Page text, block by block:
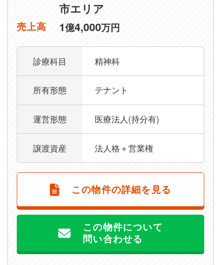
市エリア
売上高 1億4,000万円
診療科目 精神科
所有形態 テナント
運営形態 医療法人(持分有)
譲渡資産 法人格＋営業権
この物件の詳細を見る
この物件について
問い合わせる